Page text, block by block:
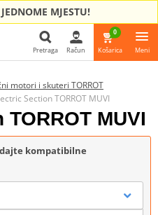
JEDNOME MJESTU!
Pretraga
Pretraga Račun
0
Košarica Meni
motori i skuteri TORROT
Section TORROT MUVI
MUVI
kompatibilne